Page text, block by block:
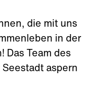
die mit uns
in der
Das Team des
aspern